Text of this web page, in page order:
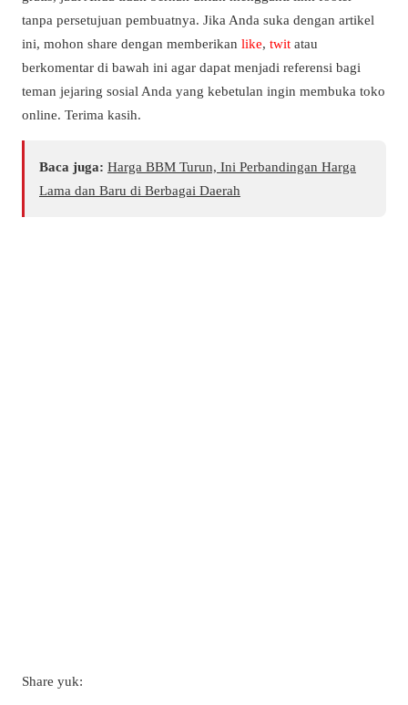
tanpa persetujuan pembuatnya. Jika Anda suka dengan artikel
ini, mohon share dengan memberikan like, twit atau
berkomentar di bawah ini agar dapat menjadi referensi bagi
teman jejaring sosial Anda yang kebetulan ingin membuka toko
online. Terima kasih.
Baca juga: Harga BBM Turun, Ini Perbandingan Harga
Lama dan Baru di Berbagai Daerah
Share yuk: